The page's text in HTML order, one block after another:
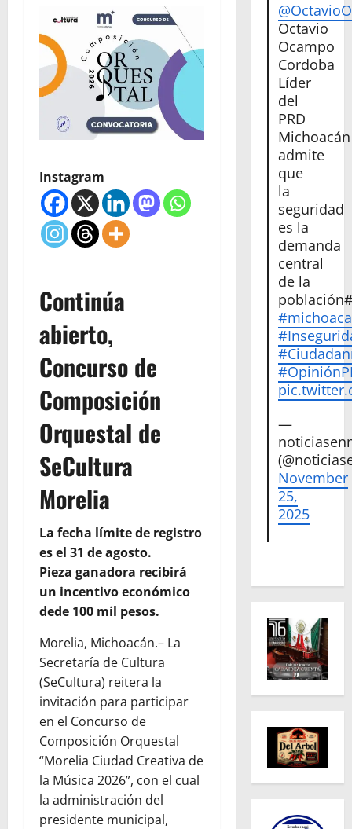
Instagram
Continúa
abierto,
Concurso de
Composición
Orquestal de
SeCultura
Morelia
La fecha límite de registro
es el 31 de agosto.
Pieza ganadora recibirá
un incentivo económico
dede 100 mil pesos.
Morelia, Michoacán.– La
Secretaría de Cultura
(SeCultura) reitera la
invitación para participar
en el Concurso de
Composición Orquestal
“Morelia Ciudad Creativa de
la Música 2026”, con el cual
la administración del
presidente municipal,
Octavio
Ocampo
Cordoba
Líder
del
PRD
Michoacán
admite
que
la
seguridad
es la
demanda
central
de la
—
November
25,
2025